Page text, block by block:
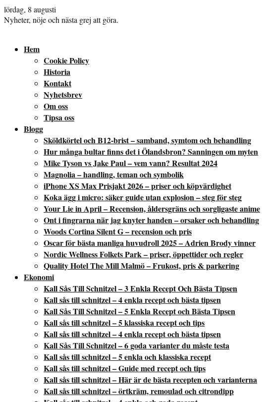
lördag, 8 augusti
Nyheter, nöje och nästa grej att göra.
Hem
Cookie Policy
Historia
Kontakt
Nyhetsbrev
Om oss
Tipsa oss
Blogg
Sköldkörtel och B12-brist – samband, symtom och behandling
Hur många bultar finns det i Ölandsbron? Sanningen om myten
Mike Tyson vs Jake Paul – vem vann? Resultat 2024
Magnolia – handling, teman och symbolik
iPhone XS Max Prisjakt 2026 – priser och köpvärdighet
Koka ägg i micro: säker guide utan explosion – steg för steg
Your Lie in April – Recension, åldersgräns och sorgligaste anime
Ont i fingrarna när jag knyter handen – orsaker och behandling
Woods Cortina Silent G – recension och pris
Oscar för bästa manliga huvudroll 2025 – Adrien Brody vinner
Nordic Wellness Folkets Park – priser, öppettider och regler
Quality Hotel The Mill Malmö – Frukost, pris & parkering
Ekonomi
Kall Sås Till Schnitzel – 3 Enkla Recept Och Bästa Tipsen
Kall sås till schnitzel – 4 enkla recept och bästa tipsen
Kall Sås Till Schnitzel – 5 Enkla Recept och Bästa Tipsen
Kall sås till schnitzel – 5 klassiska recept och tips
Kall sås till schnitzel – 4 enkla recept och bästa tipsen
Kall Sås Till Schnitzel – 6 goda varianter du måste testa
Kall sås till schnitzel – 5 enkla och klassiska recept
Kall sås till schnitzel – Guide med recept och tips
Kall sås till schnitzel – Här är de bästa recepten och varianterna
Kall sås till schnitzel – örtkräm, remoulad och citrondipp